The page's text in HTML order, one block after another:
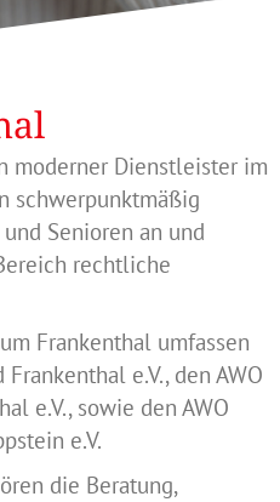
moderner Dienstleister im
schwerpunktmäßig
Senioren an und
rechtliche
Frankenthal umfassen
e.V., den AWO
e.V., sowie den AWO
e.V.
die Beratung,